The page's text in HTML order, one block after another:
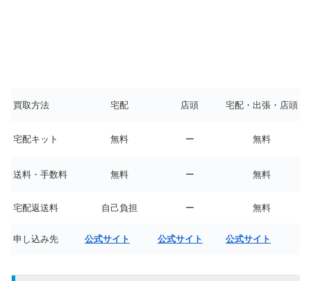
買取方法 宅配 店頭 宅配・出張・店頭
宅配キット 無料 ー 無料
送料・手数料 無料 ー 無料
宅配返送料 自己負担 ー 無料
申し込み先 公式サイト 公式サイト 公式サイト